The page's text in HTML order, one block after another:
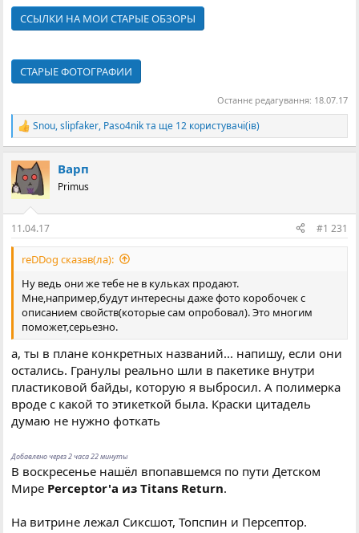
ССЫЛКИ НА МОИ СТАРЫЕ ОБЗОРЫ
СТАРЫЕ ФОТОГРАФИИ
Останнє редагування: 18.07.17
Р
е
к
ц
і
Snou,slipfaker, Paso4nikта ще 12 користувачі(ів)
Варп
Primus
11.04.17 #1 231
reDDog сказав(ла):
Ну ведь они же тебе не в кульках продают.
Мне,например,будут интересны даже фото коробочек с
описанием свойств(которые сам опробовал). Это многим
поможет,серьезно.
а, ты в плане конкретных названий... напишу, если они
остались. Гранулы реально шли в пакетике внутри
пластиковой байды, которую я выбросил. А полимерка
вроде с какой то этикеткой была. Краски цитадель
думаю не нужно фоткать
Добавлено через 2 часа 22 минуты
В воскресенье нашёл впопавшемся по пути Детском
Мире Perceptor'а из Titans Return.
На витрине лежал Сиксшот, Топспин и Персептор.